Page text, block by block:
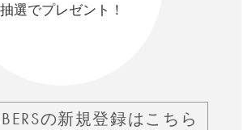
抽選でプレゼント！
の新規登録はこちら